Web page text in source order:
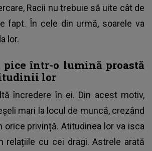
Racii nu trebuie să uite cât de
fapt. În cele din urmă, soarele va
lor.
pice într-o lumină proastă
lor
încredere în ei. Din acest motiv,
mari la locul de muncă, crezând
orice privință. Atitudinea lor va isca
relațiile cu cei dragi. Astrele arată